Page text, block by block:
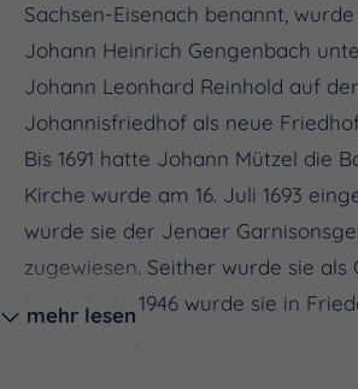
Sachsen-Eisenach benannt, wurde
Johann Heinrich Gengenbach
Johann Leonhard Reinhold auf
Johannisfriedhof als neue
Bis 1691 hatte Johann Mützel die
Kirche wurde am 16. Juli 1693
wurde sie der Jenaer
zugewiesen. Seither wurde sie als
bezeichnet. 1946 wurde sie in
umbenannt.
mehr lesen